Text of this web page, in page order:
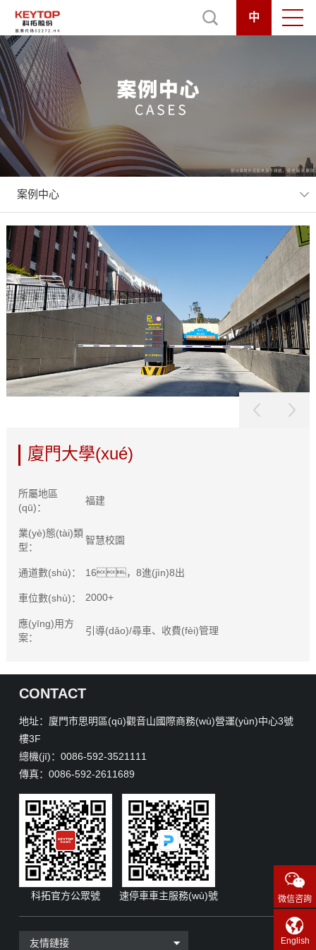
中
案例中心
廈門大學(xué)
所屬地區
(qū)：
福建
業(yè)態(tài)類
型：
智慧校園
通道數(shù)： 16，8進(jìn)8出
車位數(shù)： 2000+
應(yīng)用方
案：
引導(dǎo)/尋車、收費(fèi)管理
CONTACT
地址：廈門市思明區(qū)觀音山國際商務(wù)營運(yùn)中心3號
樓3F
總機(jī)：0086-592-3521111
傳真：0086-592-2611689
科拓官方公眾號 速停車車主服務(wù)號
友情鏈接
微信咨詢
English